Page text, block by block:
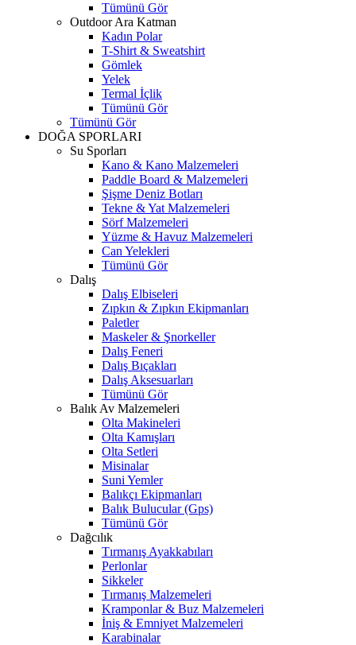
Tümünü Gör
Outdoor Ara Katman
Kadın Polar
T-Shirt & Sweatshirt
Gömlek
Yelek
Termal İçlik
Tümünü Gör
Tümünü Gör
DOĞA SPORLARI
Su Sporları
Kano & Kano Malzemeleri
Paddle Board & Malzemeleri
Şişme Deniz Botları
Tekne & Yat Malzemeleri
Sörf Malzemeleri
Yüzme & Havuz Malzemeleri
Can Yelekleri
Tümünü Gör
Dalış
Dalış Elbiseleri
Zıpkın & Zıpkın Ekipmanları
Paletler
Maskeler & Şnorkeller
Dalış Feneri
Dalış Bıçakları
Dalış Aksesuarları
Tümünü Gör
Balık Av Malzemeleri
Olta Makineleri
Olta Kamışları
Olta Setleri
Misinalar
Suni Yemler
Balıkçı Ekipmanları
Balık Bulucular (Gps)
Tümünü Gör
Dağcılık
Tırmanış Ayakkabıları
Perlonlar
Sikkeler
Tırmanış Malzemeleri
Kramponlar & Buz Malzemeleri
İniş & Emniyet Malzemeleri
Karabinalar